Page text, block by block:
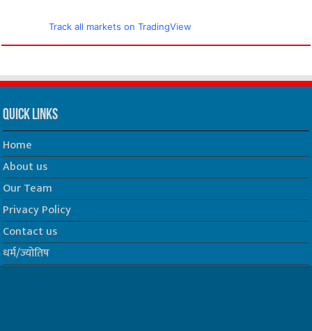
Track all markets on TradingView
Quick Links
Home
About us
Our Team
Privacy Policy
Contact us
धर्म/ज्योतिष